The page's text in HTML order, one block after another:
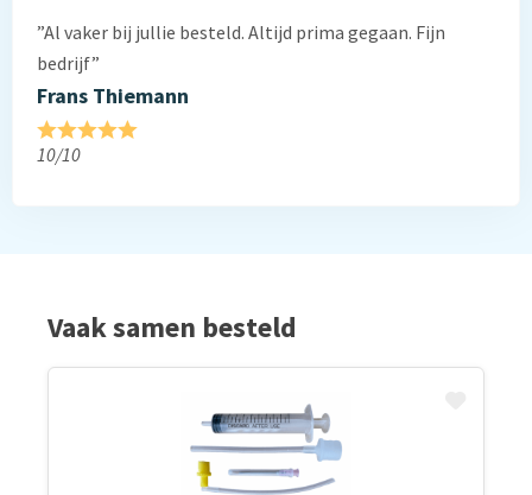
”Al vaker bij jullie besteld. Altijd prima gegaan. Fijn
bedrijf”
Frans Thiemann
10/10
Vaak samen besteld